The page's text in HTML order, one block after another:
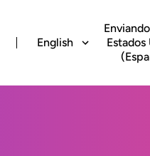
English
Estados